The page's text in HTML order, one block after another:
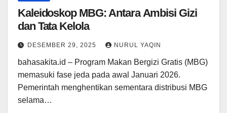
Kaleidoskop MBG: Antara Ambisi Gizi
dan Tata Kelola
DESEMBER 29, 2025 NURUL YAQIN
bahasakita.id – Program Makan Bergizi Gratis (MBG)
memasuki fase jeda pada awal Januari 2026.
Pemerintah menghentikan sementara distribusi MBG
selama…